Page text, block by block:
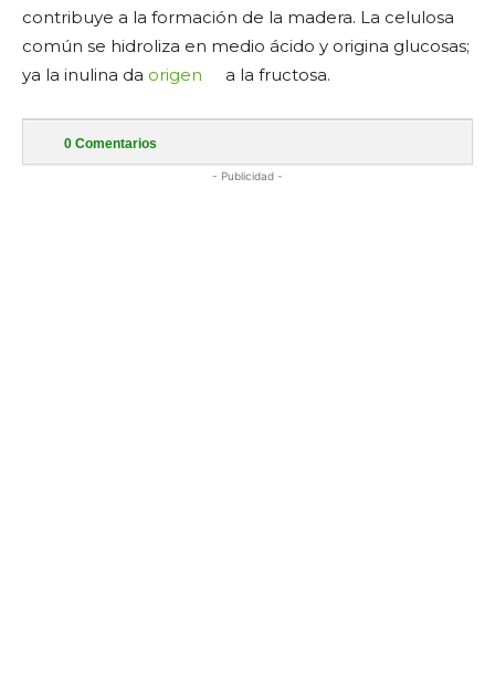
contribuye a la formación de la madera. La celulosa
común se hidroliza en medio ácido y origina glucosas;
ya la inulina da origen a la fructosa.
0 Comentarios
- Publicidad -